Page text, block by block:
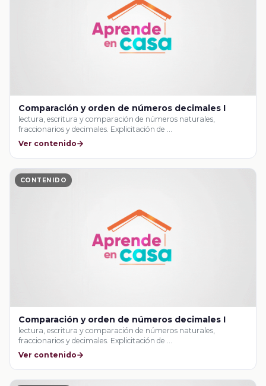
Comparación y orden de números decimales I
lectura, escritura y comparación de números naturales,
fraccionarios y decimales. Explicitación de …
Ver contenido
CONTENIDO
Comparación y orden de números decimales I
lectura, escritura y comparación de números naturales,
fraccionarios y decimales. Explicitación de …
Ver contenido